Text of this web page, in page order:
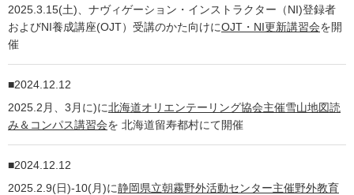
2025.3.15(土)、ナヴィゲーション・インストラクター（NI)登録者
およびNI養成講座(OJT）受講のかた向けにOJT・NI更新講習会を開
催
2024.12.12
2025.2月、3月に)に北海道オリエンテーリング協会主催雪山地図読
み＆コンパス講習会を 北海道留寿都村にて開催
2024.12.12
2025.2.9(日)-10(月)に静岡県立朝霧野外活動センター主催野外教育